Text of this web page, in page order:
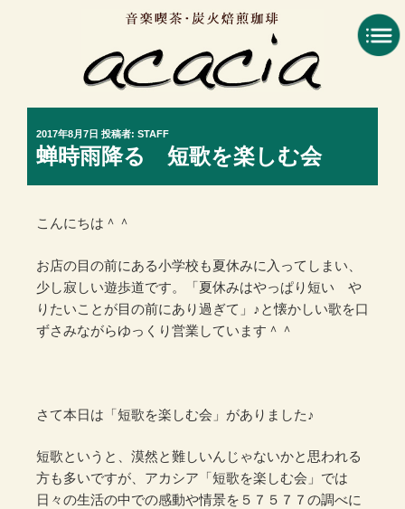
投
稿
日:
2017年8月7日 投稿者: STAFF
蝉時雨降る 短歌を楽しむ会
こんにちは＾＾
お店の目の前にある小学校も夏休みに入ってしまい、
少し寂しい遊歩道です。「夏休みはやっぱり短い や
りたいことが目の前にあり過ぎて」♪と懐かしい歌を口
ずさみながらゆっくり営業しています＾＾
さて本日は「短歌を楽しむ会」がありました♪
短歌というと、漠然と難しいんじゃないかと思われる
方も多いですが、アカシア「短歌を楽しむ会」では
日々の生活の中での感動や情景を５７５７７の調べに